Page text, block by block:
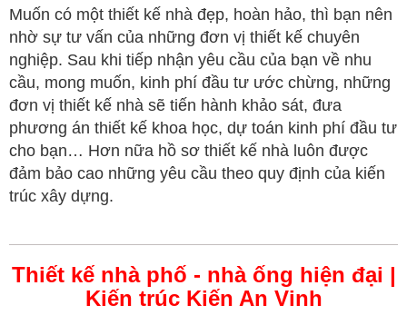
Muốn có một thiết kế nhà đẹp, hoàn hảo, thì bạn nên
nhờ sự tư vấn của những đơn vị thiết kế chuyên
nghiệp. Sau khi tiếp nhận yêu cầu của bạn về nhu
cầu, mong muốn, kinh phí đầu tư ước chừng, những
đơn vị thiết kế nhà sẽ tiến hành khảo sát, đưa
phương án thiết kế khoa học, dự toán kinh phí đầu tư
cho bạn… Hơn nữa hồ sơ thiết kế nhà luôn được
đảm bảo cao những yêu cầu theo quy định của kiến
trúc xây dựng.
Thiết kế nhà phố - nhà ống hiện đại |
Kiến trúc Kiến An Vinh